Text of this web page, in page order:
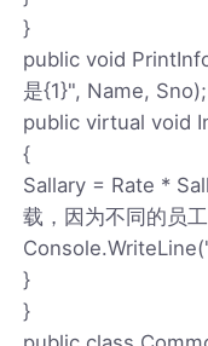
}
public void
是{1}", Name,
public virtual void
{
Sallary = Rate *
载，因为不同的员
}
}